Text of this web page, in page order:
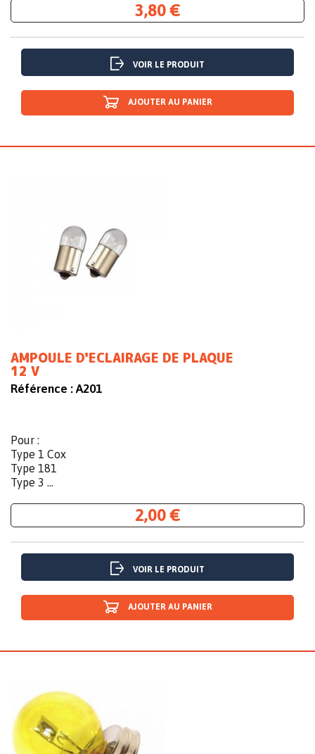
3,80 €
VOIR LE PRODUIT
AJOUTER AU PANIER
AMPOULE D'ECLAIRAGE DE PLAQUE
12 V
Référence : A201
Pour :
Type 1 Cox
Type 181
Type 3 ...
2,00 €
VOIR LE PRODUIT
AJOUTER AU PANIER